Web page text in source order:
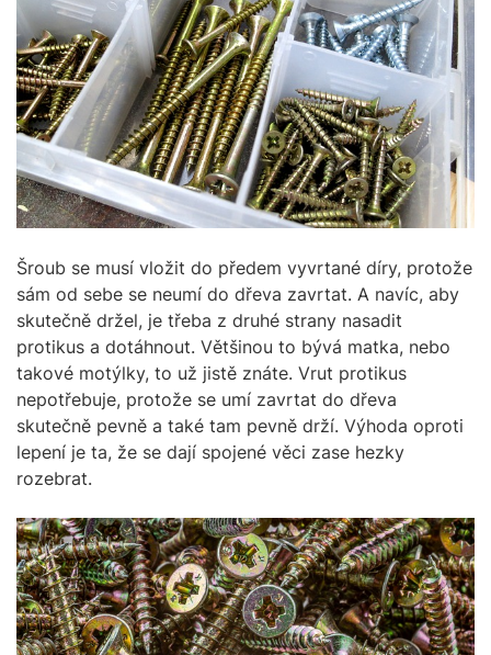
Šroub se musí vložit do předem vyvrtané díry, protože
sám od sebe se neumí do dřeva zavrtat. A navíc, aby
skutečně držel, je třeba z druhé strany nasadit
protikus a dotáhnout. Většinou to bývá matka, nebo
takové motýlky, to už jistě znáte. Vrut protikus
nepotřebuje, protože se umí zavrtat do dřeva
skutečně pevně a také tam pevně drží. Výhoda oproti
lepení je ta, že se dají spojené věci zase hezky
rozebrat.